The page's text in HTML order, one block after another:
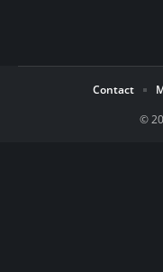
©
Contact